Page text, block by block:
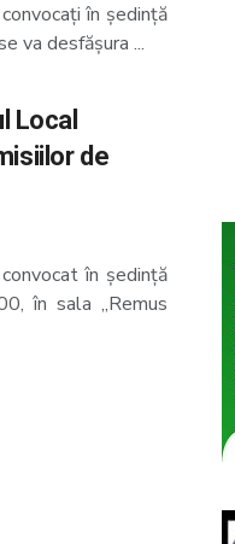
în şedinţă
va desfășura ...
Local
de
în şedinţă
în sala „Remus